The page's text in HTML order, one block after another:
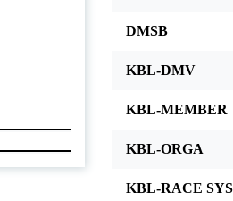
DMSB
KBL-DMV
KBL-MEMBER
KBL-ORGA
KBL-RACE